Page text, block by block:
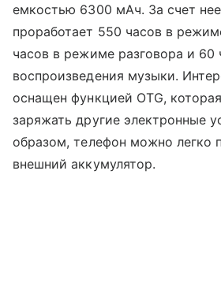
емкостью 6300 мАч. За счет нее
проработает 550 часов в
часов в режиме разговора и
воспроизведения музыки.
оснащен функцией OTG,
заряжать другие электронные
образом, телефон можно легко
внешний аккумулятор.